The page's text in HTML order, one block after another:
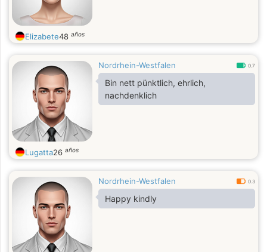
Elizabete48 años
Nordrhein-Westfalen 0.7
Bin nett pünktlich, ehrlich,
nachdenklich
Lugatta26 años
Nordrhein-Westfalen 0.3
Happy kindly